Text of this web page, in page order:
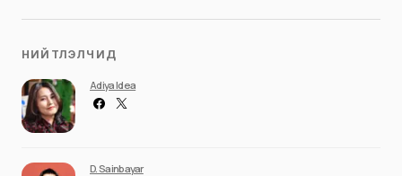
НИЙТЛЭЛЧИД
Adiya Idea
D. Sainbayar